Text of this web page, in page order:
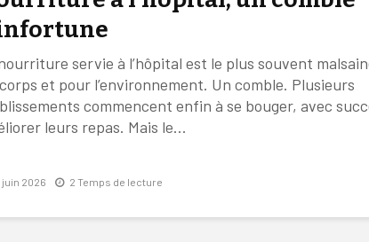
servie à l’hôpital est le plus souvent
et pour l’environnement. Un comble. Plusieurs
commencent enfin à se bouger, avec
leurs repas. Mais le...
juin 2026 2 Temps de lecture